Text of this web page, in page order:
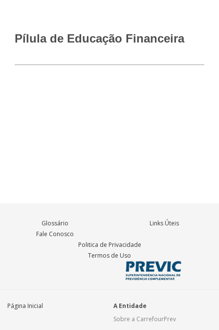
Pílula de Educação Financeira
Glossário
Links Úteis
Fale Conosco
Politica de Privacidade
Termos de Uso
Página Inicial
A Entidade
Sobre a CarrefourPrev